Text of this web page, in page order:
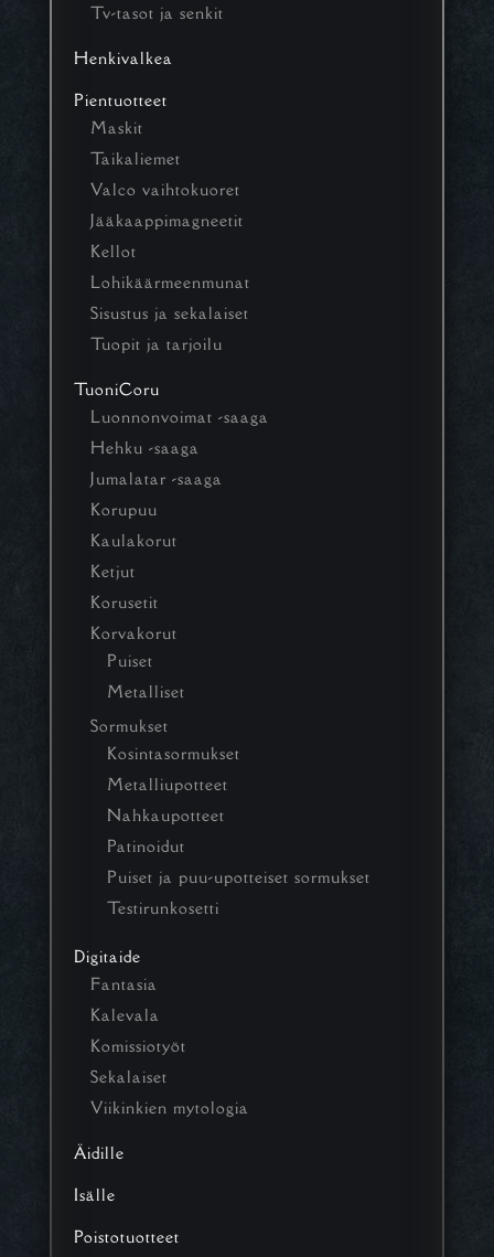
Tv-tasot ja senkit
Henkivalkea
Pientuotteet
Maskit
Taikaliemet
Valco vaihtokuoret
Jääkaappimagneetit
Kellot
Lohikäärmeenmunat
Sisustus ja sekalaiset
Tuopit ja tarjoilu
TuoniCoru
Luonnonvoimat -saaga
Hehku -saaga
Jumalatar -saaga
Korupuu
Kaulakorut
Ketjut
Korusetit
Korvakorut
Puiset
Metalliset
Sormukset
Kosintasormukset
Metalliupotteet
Nahkaupotteet
Patinoidut
Puiset ja puu-upotteiset sormukset
Testirunkosetti
Digitaide
Fantasia
Kalevala
Komissiotyöt
Sekalaiset
Viikinkien mytologia
Äidille
Isälle
Poistotuotteet